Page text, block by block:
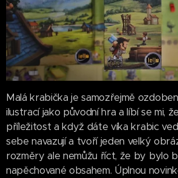
Malá krabička je samozřejmě
ilustrací jako původní hra a líbí se mi,
příležitost a když dáte víka krabic
sebe navazují a tvoří jeden velký
rozměry ale nemůžu říct, že by bylo
napěchované obsahem. Úplnou